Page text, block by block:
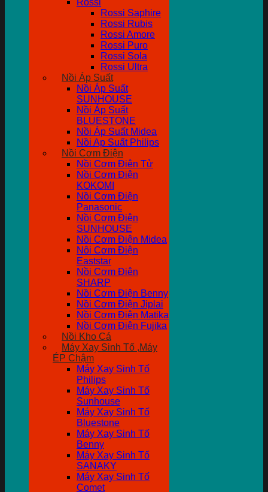
Rossi
Rossi Saphire
Rossi Rubis
Rossi Amore
Rossi Puro
Rossi Sola
Rossi Ultra
Nồi Áp Suất
Nồi Áp Suất
SUNHOUSE
Nồi Áp Suất
BLUESTONE
Nồi Áp Suất Midea
Nồi Ap Suất Philips
Nồi Cơm Điện
Nồi Cơm Điên Tử
Nồi Cơm Điện
KOKOMI
Nồi Cơm Điện
Panasonic
Nồi Cơm Điện
SUNHOUSE
Nồi Cơm Điện Midea
Nôi Cơm Điện
Eaststar
Nồi Cơm Điên
SHARP
Nồi Cơm Điện Benny
Nồi Cơm Điện Jiplai
Nồi Cơm Điện Matika
Nồi Cơm Điện Fujika
Nồi Kho Cá
Máy Xay Sinh Tố ,Máy
ÉP Chậm
Máy Xay Sinh Tố
Philips
Máy Xay Sinh Tố
Sunhouse
Máy Xay Sinh Tố
Bluestone
Máy Xay Sinh Tố
Benny
Máy Xay Sinh Tố
SANAKY
Máy Xay Sinh Tố
Comet